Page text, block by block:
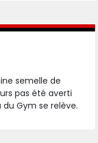
semelle de
pas été averti
Gym se relève.